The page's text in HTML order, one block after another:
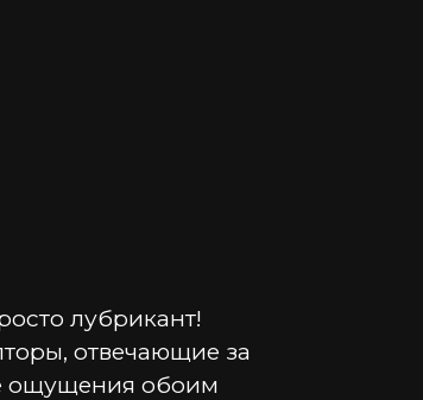
лубрикант!
отвечающие за
ощущения обоим